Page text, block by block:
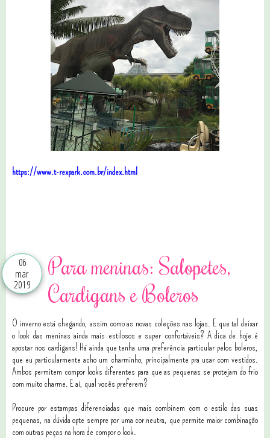
https://www.t-rexpark.com.br/index.html
06
mar
2019
Para meninas: Salopetes,
Cardigans e Boleros
O inverno está chegando, assim como as novas coleções nas lojas. E que tal deixar
o look das meninas ainda mais estilosos e super confortáveis? A dica de hoje é
apostar nos cardigans! Há ainda que tenha uma preferência particular pelos boleros,
que eu particularmente acho um charminho, principalmente pra usar com vestidos.
Ambos permitem compor looks diferentes para que as pequenas se protejam do frio
com muito charme. E aí, qual vocês preferem?
Procure por estampas diferenciadas que mais combinem com o estilo das suas
pequenas, na dúvida opte sempre por uma cor neutra, que permite maior combinação
com outras peças na hora de compor o look.